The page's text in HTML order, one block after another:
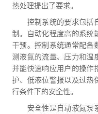
热处理提出了要求。
控制系统的要求包括自
制。自动化程度高的系统
干预。控制系统通常配备
测液氮的流量、压力和温
并能快速响应用户的操作
护、低液位警报以及过热
行条件下的安全性。
安全性是自动液氮泵系